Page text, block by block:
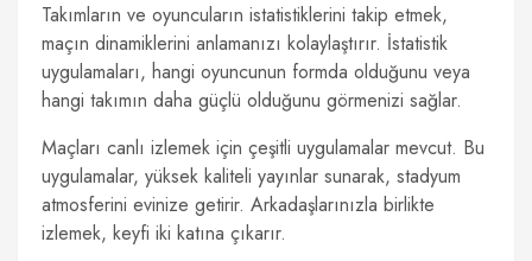
Takımların ve oyuncuların istatistiklerini takip etmek,
maçın dinamiklerini anlamanızı kolaylaştırır. İstatistik
uygulamaları, hangi oyuncunun formda olduğunu veya
hangi takımın daha güçlü olduğunu görmenizi sağlar.
Maçları canlı izlemek için çeşitli uygulamalar mevcut. Bu
uygulamalar, yüksek kaliteli yayınlar sunarak, stadyum
atmosferini evinize getirir. Arkadaşlarınızla birlikte
izlemek, keyfi iki katına çıkarır.